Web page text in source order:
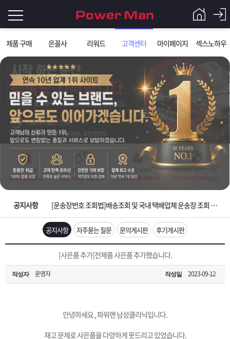
제품 구매 은꼴사 리워드 고객센터 마이페이지 섹스노하우
그
인
이
필
요
니
로
Q&A
파
워
맨
제
품
은
노
객
마
공지사항
입금확인이 안되는 상황을 대비해 꼭 입금후 고객센터 연락바랍니다.
[2026구정 연휴]설 연휴 배송 및 휴무 안내
[운송장번호 조회법]배송조회 및 국내 택배업체 운송장 조회 하는법
[ios앱 오픈]아이폰 고객 앱설치 가능합니다.
[무인택배함 이용 안내] 집 밖에 주소로 택배 받기
입금확인이 안되는 상황을 대비해 꼭 입금후 고객센터 연락바랍니다.
공지사항 자주묻는 질문 문의게시판 후기게시판
[사은품 추가]전제품 사은품 추가했습니다.
작성자 운영자 작성일 2023-09-12
안녕하세요 , 파워맨 남성클리닉입니다.
재고 문제로 사은품을 다양하게 못드리고 있었습니다.